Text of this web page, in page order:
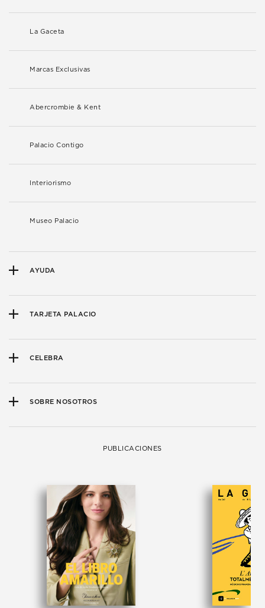
La Gaceta
Marcas Exclusivas
Abercrombie & Kent
Palacio Contigo
Interiorismo
Museo Palacio
AYUDA
TARJETA PALACIO
CELEBRA
SOBRE NOSOTROS
PUBLICACIONES